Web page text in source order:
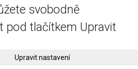
svobodně
pod tlačítkem Upravit
o cookies.
Upravit nastavení